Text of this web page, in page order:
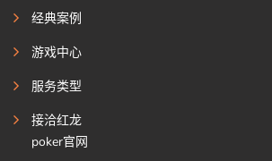
经典案例
游戏中心
服务类型
接洽红龙
poker官网